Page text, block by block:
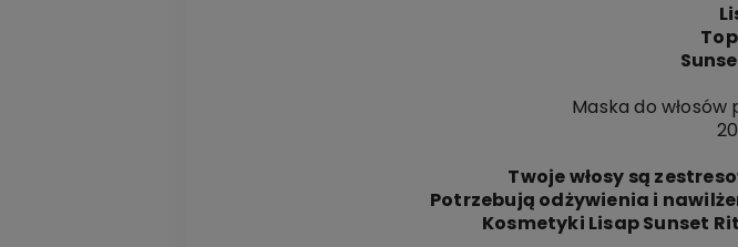
Maska do włosów
Twoje włosy są
Potrzebują odżywienia i
Kosmetyki Lisap Sunset